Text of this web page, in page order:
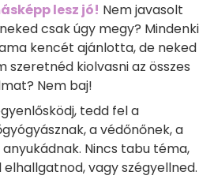
lesz jó! Nem javasolt
csak úgy megy? Mindenki
kencét ajánlotta, de neked
szeretnéd kiolvasni az összes
Nem baj!
tedd fel a
a védőnőnek, a
anyukádnak. Nincs tabu téma,
vagy szégyellned.